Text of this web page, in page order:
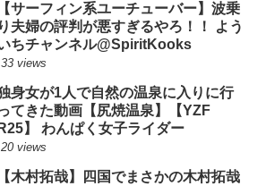
【サーフィン系ユーチューバー】波乗
り夫婦の評判が悪すぎるやろ！！ よう
ちチャンネル@SpiritKooks
33 views
身女が1人で自然の温泉に入りに行
てきた動画【尻焼温泉】【YZF
R25】 わんぱく女子ライダー
20 views
【木村拓哉】四国でまさかの木村拓哉